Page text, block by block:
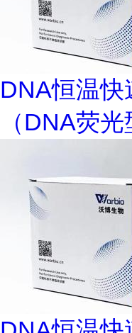
DNA恒温快
（DNA荧光